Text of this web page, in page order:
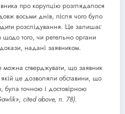
про корупцію розглядалося
восьми днів, після чого було
розслідування. Це залишає
щодо того, чи ретельно органи
надані заявником.
стверджувати, що заявник
якій це дозволяли обставини, що
була точною і достовірною
cited above, п. 78).